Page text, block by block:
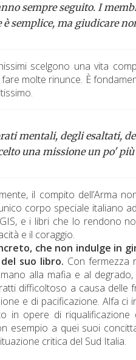
sempre seguito. I
semplice, ma giudicare
scelgono una vita
molte rinunce. È
mentali, degli esaltati,
una missione un po'
il compito dell’Arma
corpo speciale italiano
e i libri che lo rendono
e il coraggio.
che non indulge in
suo libro. Con fermezza
alla mafia e al
difficoltoso a causa delle
e di pacificazione. Alfa ci
in opere di
esempio a quei suoi
critica del Sud Italia.